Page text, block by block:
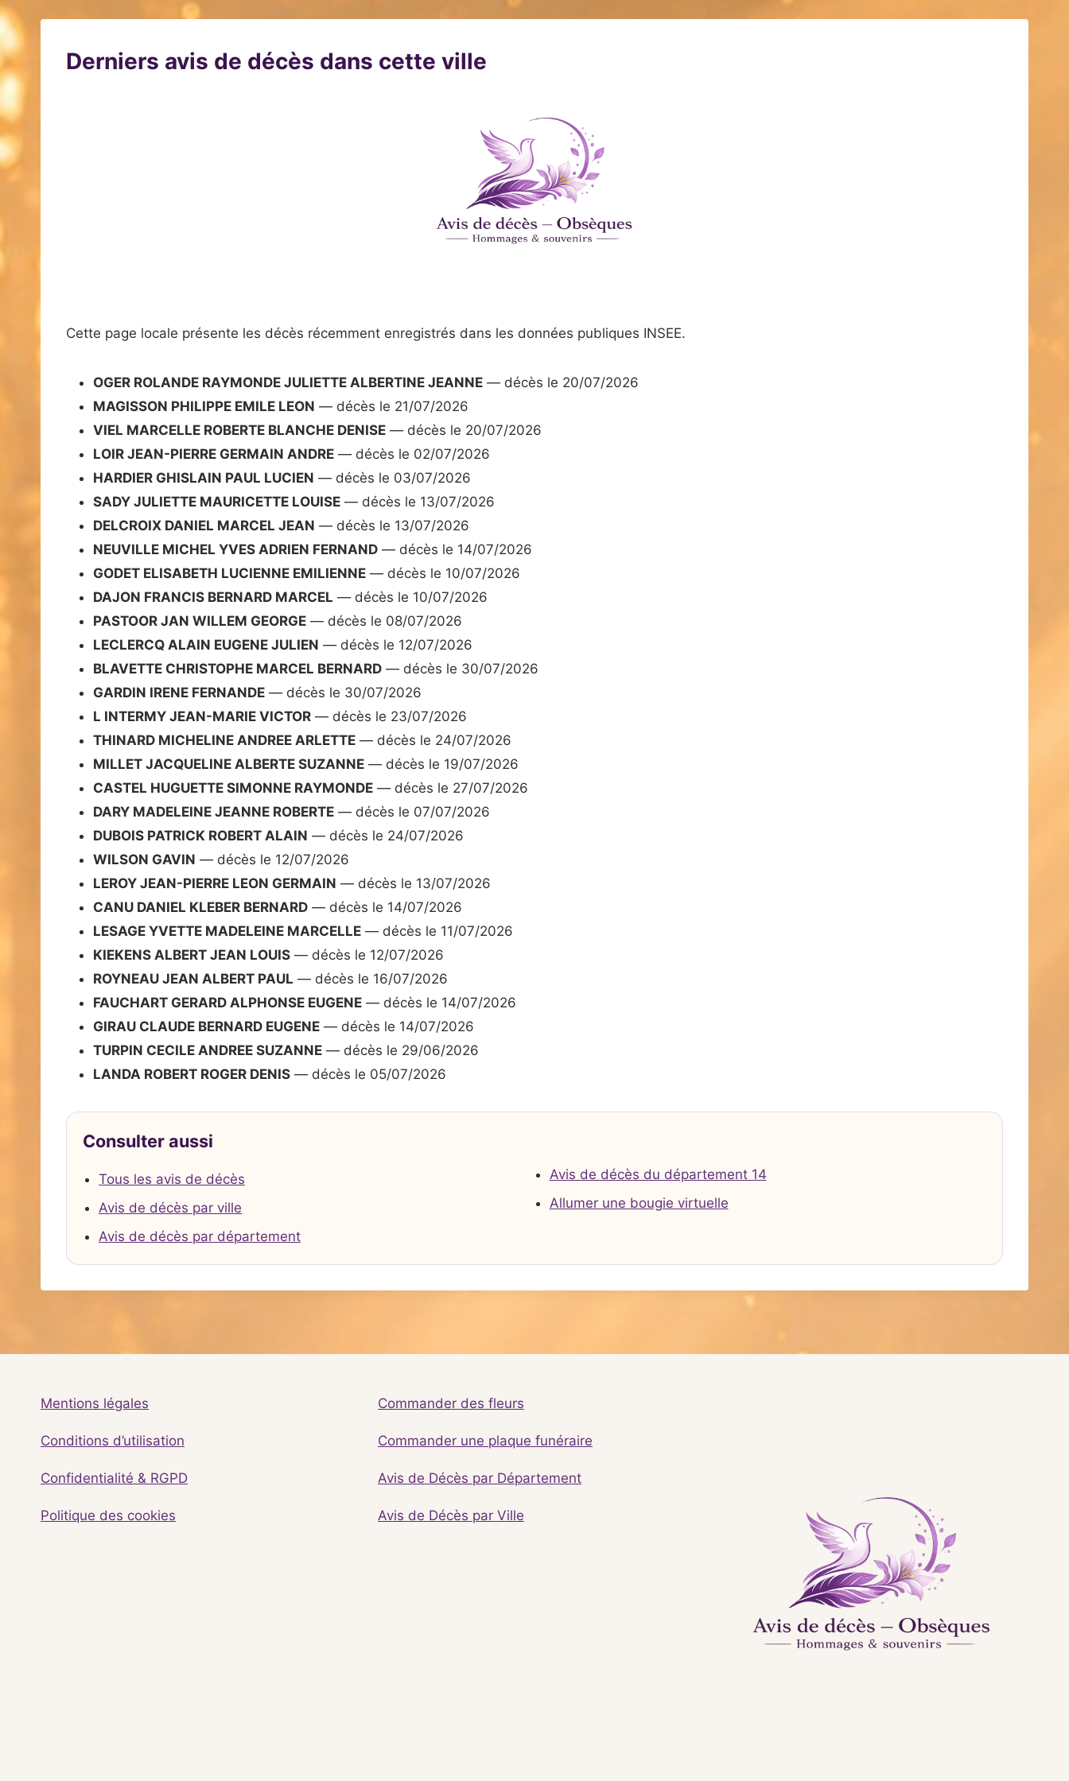
Derniers avis de décès dans cette ville
Cette page locale présente les décès récemment enregistrés dans les données publiques INSEE.
OGER ROLANDE RAYMONDE JULIETTE ALBERTINE JEANNE — décès le 20/07/2026
MAGISSON PHILIPPE EMILE LEON — décès le 21/07/2026
VIEL MARCELLE ROBERTE BLANCHE DENISE — décès le 20/07/2026
LOIR JEAN-PIERRE GERMAIN ANDRE — décès le 02/07/2026
HARDIER GHISLAIN PAUL LUCIEN — décès le 03/07/2026
SADY JULIETTE MAURICETTE LOUISE — décès le 13/07/2026
DELCROIX DANIEL MARCEL JEAN — décès le 13/07/2026
NEUVILLE MICHEL YVES ADRIEN FERNAND — décès le 14/07/2026
GODET ELISABETH LUCIENNE EMILIENNE — décès le 10/07/2026
DAJON FRANCIS BERNARD MARCEL — décès le 10/07/2026
PASTOOR JAN WILLEM GEORGE — décès le 08/07/2026
LECLERCQ ALAIN EUGENE JULIEN — décès le 12/07/2026
BLAVETTE CHRISTOPHE MARCEL BERNARD — décès le 30/07/2026
GARDIN IRENE FERNANDE — décès le 30/07/2026
L INTERMY JEAN-MARIE VICTOR — décès le 23/07/2026
THINARD MICHELINE ANDREE ARLETTE — décès le 24/07/2026
MILLET JACQUELINE ALBERTE SUZANNE — décès le 19/07/2026
CASTEL HUGUETTE SIMONNE RAYMONDE — décès le 27/07/2026
DARY MADELEINE JEANNE ROBERTE — décès le 07/07/2026
DUBOIS PATRICK ROBERT ALAIN — décès le 24/07/2026
WILSON GAVIN — décès le 12/07/2026
LEROY JEAN-PIERRE LEON GERMAIN — décès le 13/07/2026
CANU DANIEL KLEBER BERNARD — décès le 14/07/2026
LESAGE YVETTE MADELEINE MARCELLE — décès le 11/07/2026
KIEKENS ALBERT JEAN LOUIS — décès le 12/07/2026
ROYNEAU JEAN ALBERT PAUL — décès le 16/07/2026
FAUCHART GERARD ALPHONSE EUGENE — décès le 14/07/2026
GIRAU CLAUDE BERNARD EUGENE — décès le 14/07/2026
TURPIN CECILE ANDREE SUZANNE — décès le 29/06/2026
LANDA ROBERT ROGER DENIS — décès le 05/07/2026
Consulter aussi
Tous les avis de décès
Avis de décès par ville
Avis de décès par département
Avis de décès du département 14
Allumer une bougie virtuelle
Mentions légales
Conditions d’utilisation
Confidentialité & RGPD
Politique des cookies
Commander des fleurs
Commander une plaque funéraire
Avis de Décès par Département
Avis de Décès par Ville